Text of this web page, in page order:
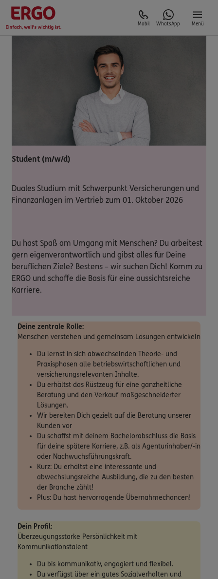
Mobil WhatsApp Menü
Student (m/w/d)
Duales Studium mit Schwerpunkt Versicherungen und
Finanzanlagen im Vertrieb zum 01. Oktober 2026
Du hast Spaß am Umgang mit Menschen? Du arbeitest
gern eigenverantwortlich und gibst alles für Deine
beruflichen Ziele? Bestens – wir suchen Dich! Komm zu
ERGO und schaffe die Basis für eine aussichtsreiche
Karriere.
Deine zentrale Rolle:
Menschen verstehen und gemeinsam Lösungen entwickeln
Du lernst in sich abwechselnden Theorie- und
Praxisphasen alle betriebswirtschaftlichen und
versicherungsrelevanten Inhalte.
Du erhältst das Rüstzeug für eine ganzheitliche
Beratung und den Verkauf maßgeschneiderter
Lösungen.
Wir bereiten Dich gezielt auf die Beratung unserer
Kunden vor
Du schaffst mit deinem Bachelorabschluss die Basis
für deine spätere Karriere, z.B. als Agenturinhaber/-in
oder Nachwuchsführungskraft.
Kurz: Du erhältst eine interessante und
abwechslungsreiche Ausbildung, die zu den besten
der Branche zählt!
Plus: Du hast hervorragende Übernahmechancen!
Dein Profil:
Überzeugungsstarke Persönlichkeit mit
Kommunikationstalent
Du bis kommunikativ, engagiert und flexibel.
Du verfügst über ein gutes Sozialverhalten und